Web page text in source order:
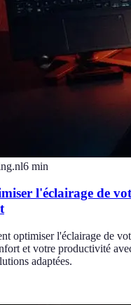
6 min
l'éclairage de
optimiser l'éclairage de
et votre productivité
adaptées.